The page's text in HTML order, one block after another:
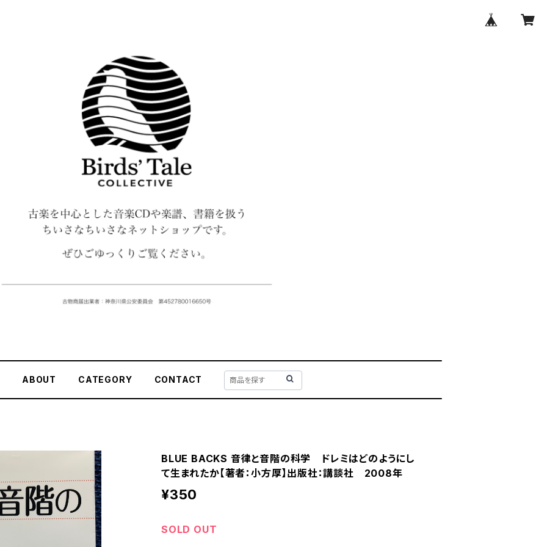
ABOUT CATEGORY CONTACT
BLUE BACKS 音律と音階の科学 ドレミはどのようにし
て生まれたか【著者：小方厚】出版社：講談社 2008年
¥350
SOLD OUT